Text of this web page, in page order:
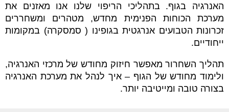
האנרגיה בגוף. בתהליכי הריפוי שלנו אנו מאזנים את
מערכת הכוחות הפנימית מחדש, מטהרים ומשחררים
זכרונות הטבועים אנרגטית בגופינו ( סמסקרה) במקומות
ייחודיים.
תהליך השחרור מאפשר חיזוק מחודש של מרכזי האנרגיה,
ולימוד מחודש של הגוף – איך לנהל את מערכת האנרגיה
בצורה טובה ומייטיבה יותר.